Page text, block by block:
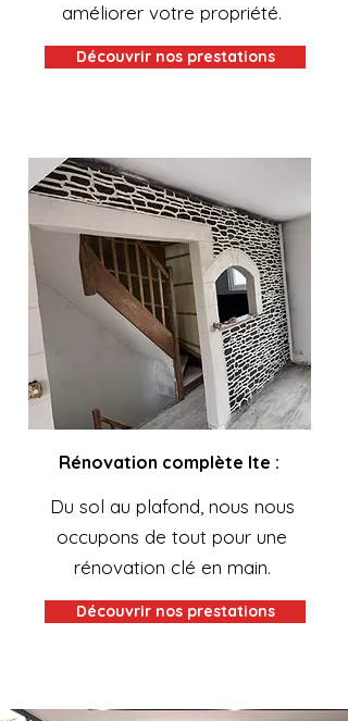
améliorer votre propriété.
Découvrir nos prestations
Rénovation complète Ite :
Du sol au plafond, nous nous
occupons de tout pour une
rénovation clé en main.
Découvrir nos prestations